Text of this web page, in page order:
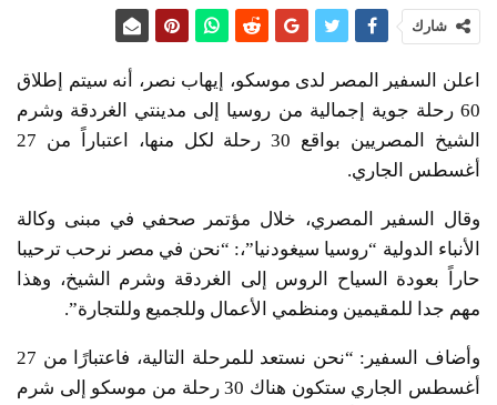
شارك
اعلن السفير المصر لدى موسكو، إيهاب نصر، أنه سيتم إطلاق
60 رحلة جوية إجمالية من روسيا إلى مدينتي الغردقة وشرم
الشيخ المصريين بواقع 30 رحلة لكل منها، اعتباراً من 27
أغسطس الجاري.
وقال السفير المصري، خلال مؤتمر صحفي في مبنى وكالة
الأنباء الدولية “روسيا سيغودنيا”،: “نحن في مصر نرحب ترحيبا
حاراً بعودة السياح الروس إلى الغردقة وشرم الشيخ، وهذا
مهم جدا للمقيمين ومنظمي الأعمال وللجميع وللتجارة”.
وأضاف السفير: “نحن نستعد للمرحلة التالية، فاعتبارًا من 27
أغسطس الجاري ستكون هناك 30 رحلة من موسكو إلى شرم